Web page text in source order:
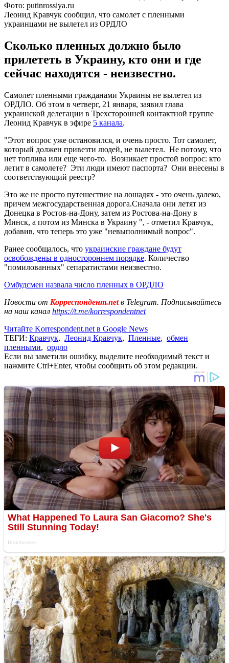
Фото: putinrossiya.ru
Леонид Кравчук сообщил, что самолет с пленными
украинцами не вылетел из ОРДЛО
Сколько пленных должно было
прилететь в Украину, кто они и где
сейчас находятся - неизвестно.
Самолет пленными гражданами Украины не вылетел из
ОРДЛО. Об этом в четверг, 21 января, заявил глава
украинской делегации в Трехсторонней контактной группе
Леонид Кравчук в эфире 5 канала.
"Этот вопрос уже остановился, и очень просто. Тот самолет,
который должен привезти людей, не вылетел. Не потому, что
нет топлива или еще чего-то. Возникает простой вопрос: кто
летит в самолете? Эти люди имеют паспорта? Они внесены в
соответствующий реестр?
Это же не просто путешествие на лошадях - это очень далеко,
причем межгосударственная дорога.Сначала они летят из
Донецка в Ростов-на-Дону, затем из Ростова-на-Дону в
Минск, а потом из Минска в Украину ", - отметил Кравчук,
добавив, что теперь это уже "невыполнимый вопрос".
Ранее сообщалось, что украинские граждане будут
освобождены в одностороннем порядке. Количество
"помилованных" сепаратистами неизвестно.
Омбудсмен назвала число пленных в ОРДЛО
Новости от Корреспондент.netв Telegram. Подписывайтесь
на наш канал https://t.me/korrespondentnet
Читайте Korrespondent.net в Google News
ТЕГИ: Кравчук, Леонид Кравчук, Пленные, обмен
пленными, ордло
Если вы заметили ошибку, выделите необходимый текст и
нажмите Ctrl+Enter, чтобы сообщить об этом редакции.